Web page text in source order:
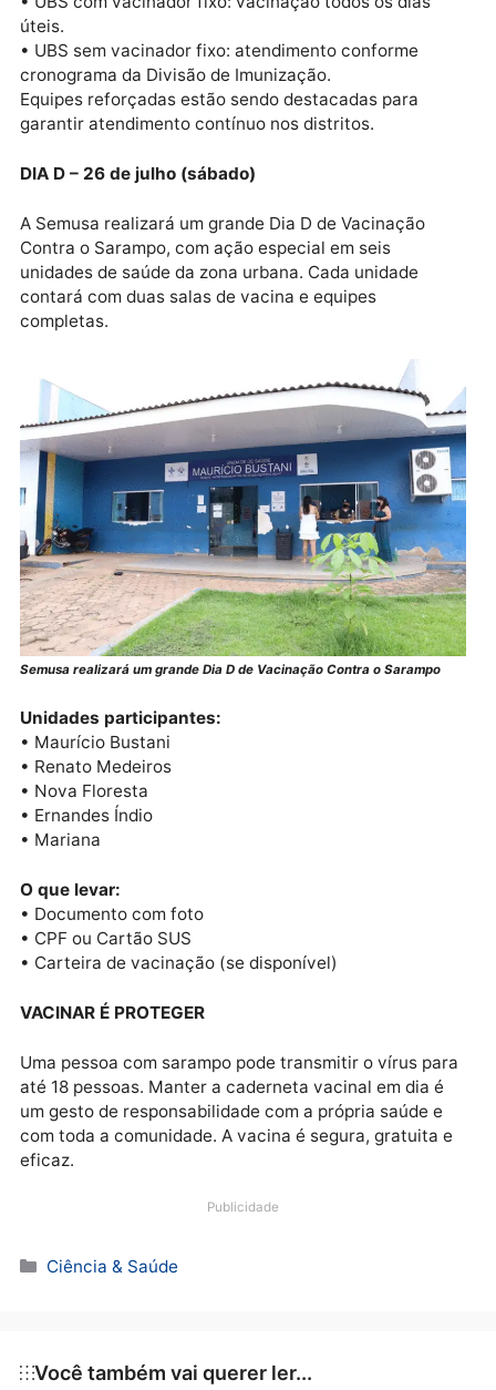
população
Zona Urbana:
• Todas as Unidades Básicas de Saúde (UBS)
Atendimento: segunda a sexta-feira, das 8h às 18h.
Zona Rural:
• UBS com vacinador fixo: vacinação todos os dias
úteis.
• UBS sem vacinador fixo: atendimento conforme
cronograma da Divisão de Imunização.
Equipes reforçadas estão sendo destacadas para
garantir atendimento contínuo nos distritos.
DIA D – 26 de julho (sábado)
Contra o Sarampo, com ação especial em seis
unidades de saúde da zona urbana. Cada unidade
contará com duas salas de vacina e equipes
completas.
• Maurício Bustani
• Ernandes Índio